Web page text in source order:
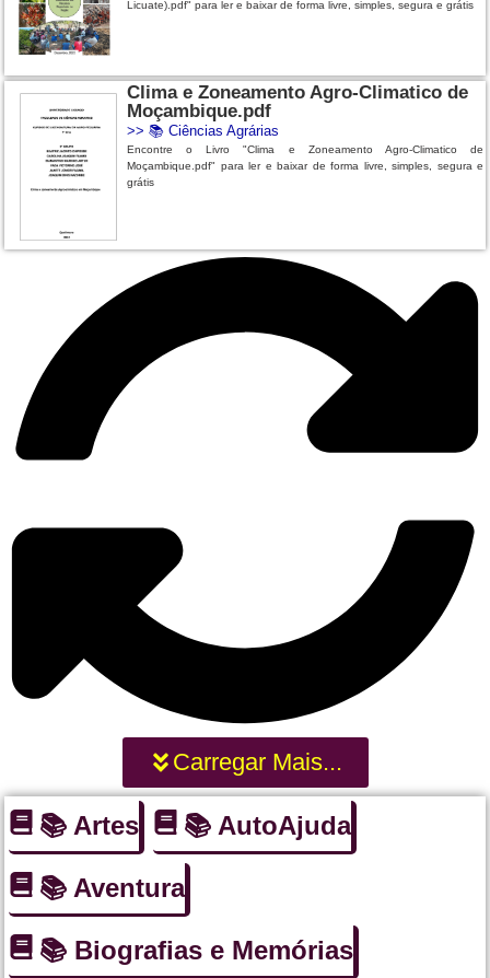
Licuate).pdf" para ler e baixar de forma livre, simples, segura e grátis
Clima e Zoneamento Agro-Climatico de
Moçambique.pdf
>> 📚 Ciências Agrárias
Encontre o Livro "Clima e Zoneamento Agro-Climatico de
Moçambique.pdf" para ler e baixar de forma livre, simples, segura e
grátis
Carregar Mais...
📚 Artes 📚 AutoAjuda
📚 Aventura
📚 Biografias e Memórias